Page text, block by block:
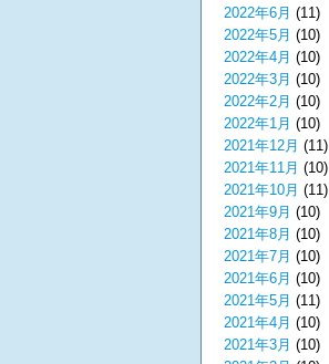
2022年6月 (11)
2022年5月 (10)
2022年4月 (10)
2022年3月 (10)
2022年2月 (10)
2022年1月 (10)
2021年12月 (11)
2021年11月 (10)
2021年10月 (11)
2021年9月 (10)
2021年8月 (10)
2021年7月 (10)
2021年6月 (10)
2021年5月 (11)
2021年4月 (10)
2021年3月 (10)